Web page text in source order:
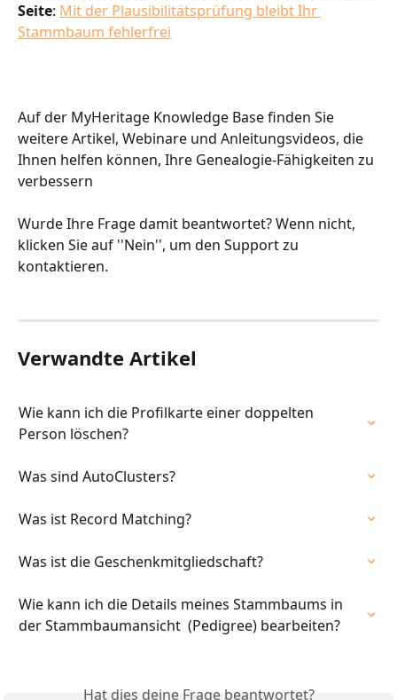
Seite: Mit der Plausibilitätsprüfung bleibt Ihr
Stammbaum fehlerfrei
Auf der MyHeritage Knowledge Base finden Sie
weitere Artikel, Webinare und Anleitungsvideos, die
Ihnen helfen können, Ihre Genealogie-Fähigkeiten zu
verbessern
Wurde Ihre Frage damit beantwortet? Wenn nicht,
klicken Sie auf ''Nein'', um den Support zu
kontaktieren.
Verwandte Artikel
Wie kann ich die Profilkarte einer doppelten
Person löschen?
Was sind AutoClusters?
Was ist Record Matching?
Was ist die Geschenkmitgliedschaft?
Wie kann ich die Details meines Stammbaums in
der Stammbaumansicht  (Pedigree) bearbeiten?
Hat dies deine Frage beantwortet?